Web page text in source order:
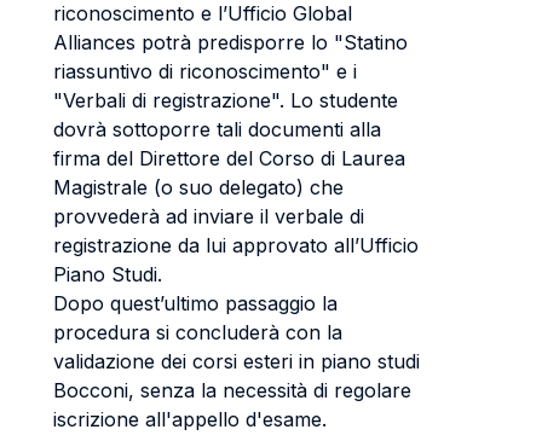
riconoscimento e l’Ufficio Global
Alliances potrà predisporre lo "Statino
riassuntivo di riconoscimento" e i
"Verbali di registrazione". Lo studente
dovrà sottoporre tali documenti alla
firma del Direttore del Corso di Laurea
Magistrale (o suo delegato) che
provvederà ad inviare il verbale di
registrazione da lui approvato all’Ufficio
Piano Studi.
Dopo quest’ultimo passaggio la
procedura si concluderà con la
validazione dei corsi esteri in piano studi
Bocconi, senza la necessità di regolare
iscrizione all'appello d'esame.